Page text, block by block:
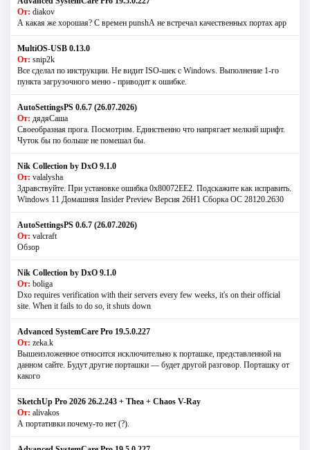
От: diakov
А какая же хорошая? С времен punshА не встречал качественных портах app
MultiOS-USB 0.13.0
От: snip2k
Все сделал по инструкции. Не видит ISO-шек с Windows. Выполнение 1-го
пункта загрузочного меню - приводит к ошибке.
AutoSettingsPS 0.6.7 (26.07.2026)
От: дядяСаша
Своеобразная прога. Посмотрим. Единственно что напрягает мелкий шрифт.
Чуток бы по больше не помешал бы.
Nik Collection by DxO 9.1.0
От: valalysha
Здравствуйте. При установке ошибка 0х80072EE2. Подскажите как исправить.
Windows 11 Домашняя Insider Preview Версия 26H1 Сборка ОС 28120.2630
AutoSettingsPS 0.6.7 (26.07.2026)
От: valcraft
Обзор
Nik Collection by DxO 9.1.0
От: boliga
Dxo requires verification with their servers every few weeks, it's on their official
site. When it fails to do so, it shuts down
Advanced SystemCare Pro 19.5.0.227
От: zeka.k
Вышеизложенное относится исключительно к порташке, представленной на
данном сайте. Будут другие порташки — будет другой разговор. Порташку от
какого
SketchUp Pro 2026 26.2.243 + Thea + Chaos V-Ray
От: alivakos
А портативки почему-то нет (?).